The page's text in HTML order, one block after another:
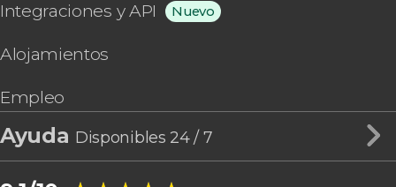
Integraciones y API Nuevo
Alojamientos
Empleo
Ayuda Disponibles 24 / 7